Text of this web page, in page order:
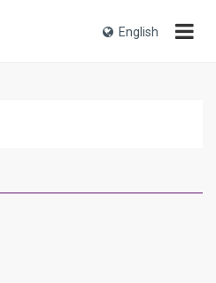
English